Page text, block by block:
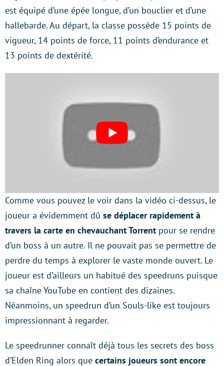
est équipé d’une épée longue, d’un bouclier et d’une
hallebarde. Au départ, la classe possède 15 points de
vigueur, 14 points de force, 11 points d’endurance et
13 points de dextérité.
Comme vous pouvez le voir dans la vidéo ci-dessus, le
joueur a évidemment dû se déplacer rapidement à
travers la carte en chevauchant Torrent pour se rendre
d’un boss à un autre. Il ne pouvait pas se permettre de
perdre du temps à explorer le vaste monde ouvert. Le
joueur est d’ailleurs un habitué des speedruns puisque
sa chaîne YouTube en contient des dizaines.
Néanmoins, un speedrun d’un Souls-like est toujours
impressionnant à regarder.
Le speedrunner connaît déjà tous les secrets des boss
d’Elden Ring alors que certains joueurs sont encore